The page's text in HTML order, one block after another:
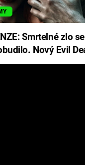
Nový Evil
s neodolatelnou